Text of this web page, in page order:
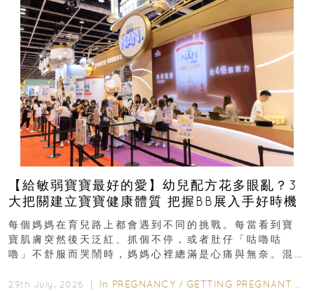
【給敏弱寶寶最好的愛】幼兒配方花多眼亂？3
大把關建立寶寶健康體質 把握BB展入手好時機
每個媽媽在育兒路上都會遇到不同的挑戰。每當看到寶
寶肌膚突然後天泛紅、抓個不停，或者肚仔「咕嚕咕
嚕」不舒服而哭鬧時，媽媽心裡總滿是心痛與無奈。混
29th July, 2026 ｜ In PREGNANCY / GETTING PREGNANT